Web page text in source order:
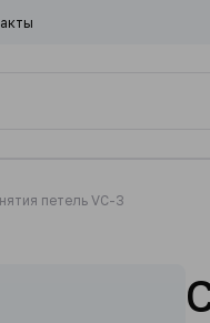
петель VC-3